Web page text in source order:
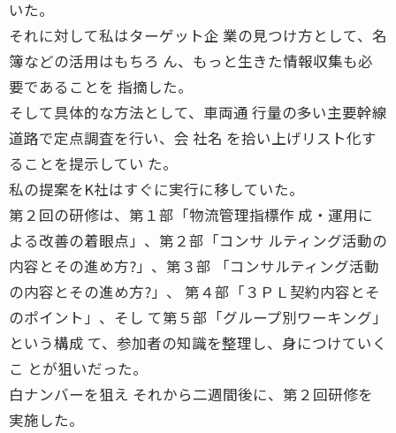
いた。
それに対して私はターゲット企 業の見つけ方として、名
簿などの活用はもちろ ん、もっと生きた情報収集も必
要であることを 指摘した。
そして具体的な方法として、車両通 行量の多い主要幹線
道路で定点調査を行い、会 社名 を拾い上げリスト化す
ることを提示してい た。
私の提案をK社はすぐに実行に移していた。
第２回の研修は、第１部「物流管理指標作 成・運用に
よる改善の着眼点」、第２部「コンサ ルティング活動の
内容とその進め方?」、第３部 「コンサルティング活動
の内容とその進め方?」、 第４部「３ＰＬ契約内容とそ
のポイント」、そし て第５部「グループ別ワーキング」
という構成 て、参加者の知識を整理し、身につけていく
こ とが狙いだった。
白ナンバーを狙え それから二週間後に、第２回研修を
実施した。